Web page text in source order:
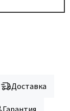
Доставка
Гарантия